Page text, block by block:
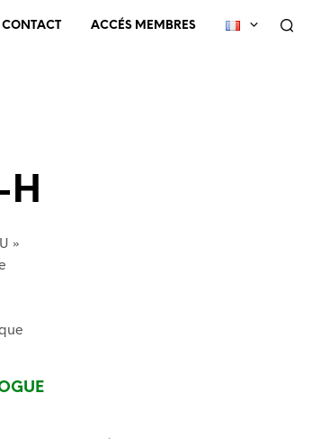
CONTACT ACCÉS MEMBRES
H
»